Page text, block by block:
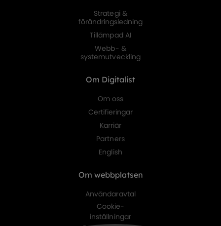
Strategi &
förändringsledning
Tillämpad AI
Webb- &
systemutveckling
Om Digitalist
Om oss
Certifieringar
Karriär
Partners
English
Om webbplatsen
Användaravtal
Cookie-
inställningar